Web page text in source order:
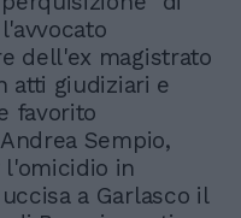
dell'ex magistrato
atti giudiziari e
favorito
Sempio,
l'omicidio in
a Garlasco il